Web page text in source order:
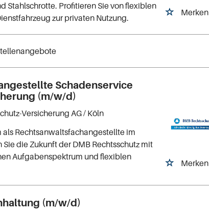
Merken
Stahlschrotte. Profitieren Sie von flexiblen
zur privaten Nutzung.
Schadenservice
(m/w/d)
Merken
Versicherung AG/ Köln
als Rechtsanwaltsfachangestellte im
die Zukunft der DMB Rechtsschutz mit
Aufgabenspektrum und flexiblen
(m/w/d)